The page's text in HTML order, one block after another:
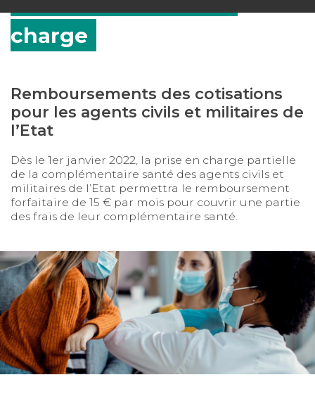
charge
Remboursements des cotisations
pour les agents civils et militaires de
l’Etat
Dès le 1er janvier 2022, la prise en charge partielle
de la complémentaire santé des agents civils et
militaires de l’Etat permettra le remboursement
forfaitaire de 15 € par mois pour couvrir une partie
des frais de leur complémentaire santé.